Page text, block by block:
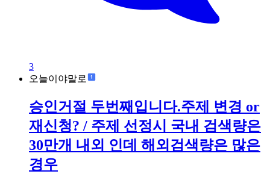
3
오늘이야말로
승인거절 두번째입니다.주제 변경 or
재신청? / 주제 선정시 국내 검색량은
30만개 내외 인데 해외검색량은 많은
경우